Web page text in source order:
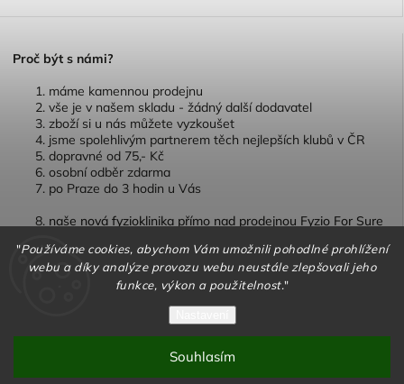
"Používáme cookies, abychom Vám umožnili pohodlné prohlížení
webu a díky analýze provozu webu neustále zlepšovali jeho
funkce, výkon a použitelnost."
Souhlasím
Proč být s námi?
máme kamennou prodejnu
vše je v našem skladu - žádný další dodavatel
zboží si u nás můžete vyzkoušet
jsme spolehlivým partnerem těch nejlepších klubů v ČR
dopravné od 75,- Kč
osobní odběr zdarma
po Praze do 3 hodin u Vás
naše nová fyzioklinika přímo nad prodejnou Fyzio For Sure
Vytvořil Shoptet
Shoptet| Design